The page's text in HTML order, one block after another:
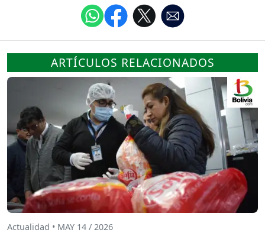
ARTÍCULOS RELACIONADOS
Actualidad • MAY 14 / 2026